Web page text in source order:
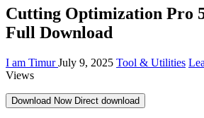
Cutting Optimization Pro
Full Download
I am TimurJuly 9, 2025 Tool & Utilities
Views
Download Now Direct download